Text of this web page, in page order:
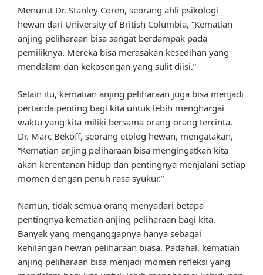
Menurut Dr. Stanley Coren, seorang ahli psikologi
hewan dari University of British Columbia, “Kematian
anjing peliharaan bisa sangat berdampak pada
pemiliknya. Mereka bisa merasakan kesedihan yang
mendalam dan kekosongan yang sulit diisi.”
Selain itu, kematian anjing peliharaan juga bisa menjadi
pertanda penting bagi kita untuk lebih menghargai
waktu yang kita miliki bersama orang-orang tercinta.
Dr. Marc Bekoff, seorang etolog hewan, mengatakan,
“Kematian anjing peliharaan bisa mengingatkan kita
akan kerentanan hidup dan pentingnya menjalani setiap
momen dengan penuh rasa syukur.”
Namun, tidak semua orang menyadari betapa
pentingnya kematian anjing peliharaan bagi kita.
Banyak yang menganggapnya hanya sebagai
kehilangan hewan peliharaan biasa. Padahal, kematian
anjing peliharaan bisa menjadi momen refleksi yang